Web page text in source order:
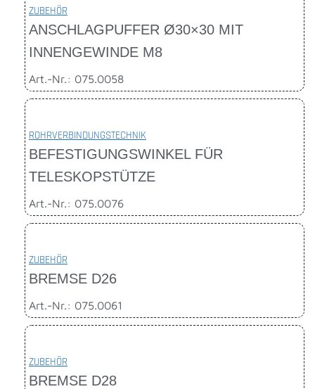
ZUBEHÖR
ANSCHLAGPUFFER Ø30×30 MIT
INNENGEWINDE M8
Art.-Nr.: 075.0058
ROHRVERBINDUNGSTECHNIK
BEFESTIGUNGSWINKEL FÜR
TELESKOPSTÜTZE
Art.-Nr.: 075.0076
ZUBEHÖR
BREMSE D26
Art.-Nr.: 075.0061
ZUBEHÖR
BREMSE D28